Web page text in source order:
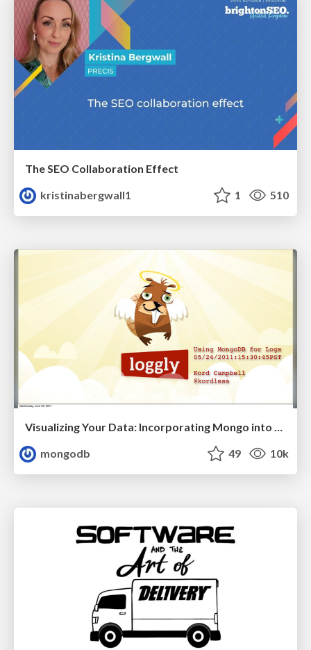
The SEO Collaboration Effect
kristinabergwall1
1 510
Visualizing Your Data: Incorporating Mongo into Loggly Infrastructure
mongodb
49 10k